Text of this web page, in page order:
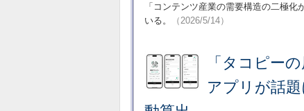
「コンテンツ産業の需要構造の二極
いる。
（2026/5/14）
「タコピー
アプリが話